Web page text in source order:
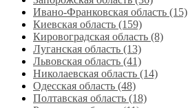
Ивано-Франковская область (15)
Киевская область (159)
Кировоградская область (8)
Луганская область‎ (13)
Львовская область‎ (41)
Николаевская область‎ (14)
Одесская область‎ (48)
Полтавская область (18)